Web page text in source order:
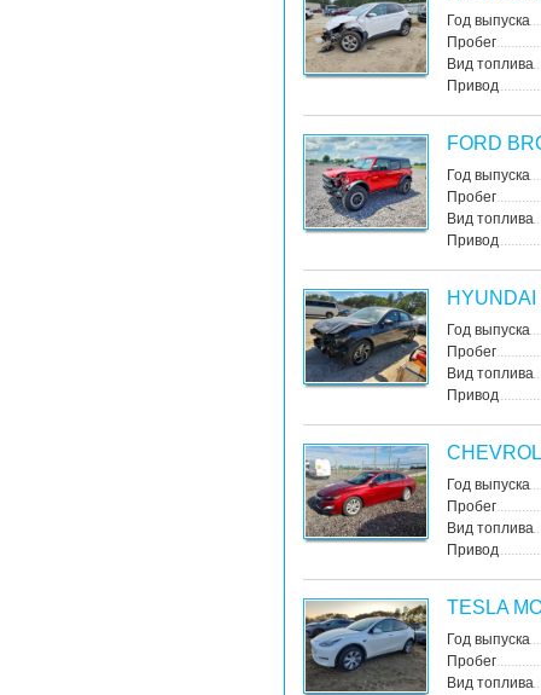
Год выпуска
Пробег
Вид топлива
Привод
FORD
Год выпуска
Пробег
Вид топлива
Привод
Год выпуска
Пробег
Вид топлива
Привод
Год выпуска
Пробег
Вид топлива
Привод
TESLA
Год выпуска
Пробег
Вид топлива